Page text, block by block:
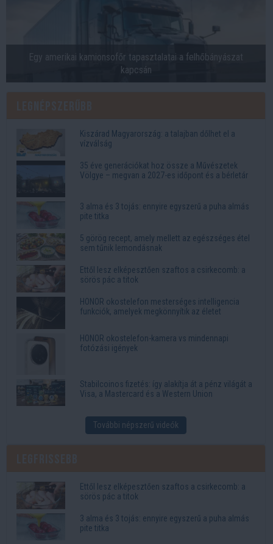
Egy amerikai kamionsofőr tapasztalatai a felhőbányászat
kapcsán
Kiszárad Magyarország: a talajban dőlhet el a
vízválság
35 éve generációkat hoz össze a Művészetek
Völgye – megvan a 2027-es időpont és a bérletár
3 alma és 3 tojás: ennyire egyszerű a puha almás
pite titka
5 görög recept, amely mellett az egészséges étel
sem tűnik lemondásnak
Ettől lesz elképesztően szaftos a csirkecomb: a
sörös pác a titok
HONOR okostelefon mesterséges intelligencia
funkciók, amelyek megkönnyítik az életet
HONOR okostelefon-kamera vs mindennapi
fotózási igények
Stabilcoinos fizetés: így alakítja át a pénz világát a
Visa, a Mastercard és a Western Union
További népszerű videók
Ettől lesz elképesztően szaftos a csirkecomb: a
sörös pác a titok
3 alma és 3 tojás: ennyire egyszerű a puha almás
pite titka